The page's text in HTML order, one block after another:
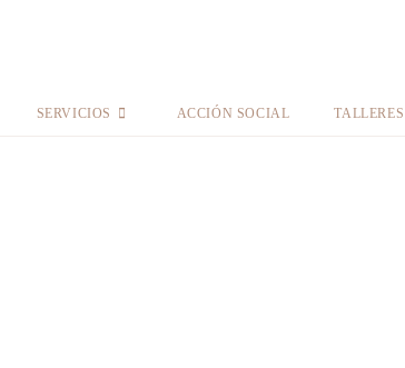
SERVICIOS ACCIÓN SOCIAL TALLERES